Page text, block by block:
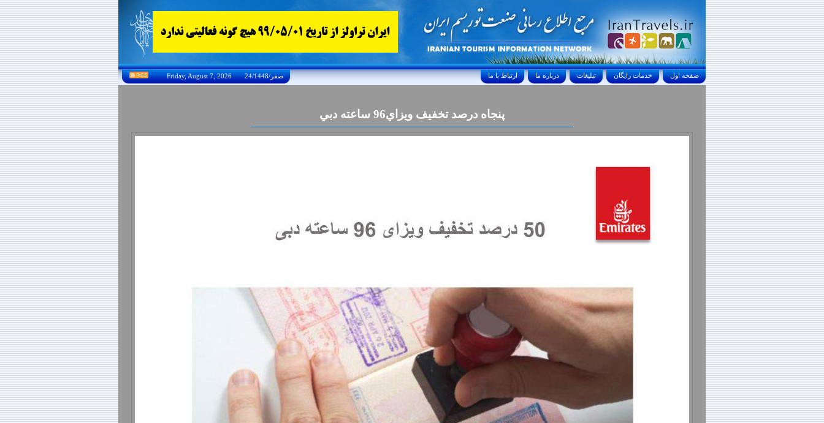
Friday, August 7, 2026 24/صفر/1448 ارتباط با ما درباره ما تبليغات خدمات رايگان صفحه اول
پنجاه درصد تخفيف ويزاي96 ساعته دبي